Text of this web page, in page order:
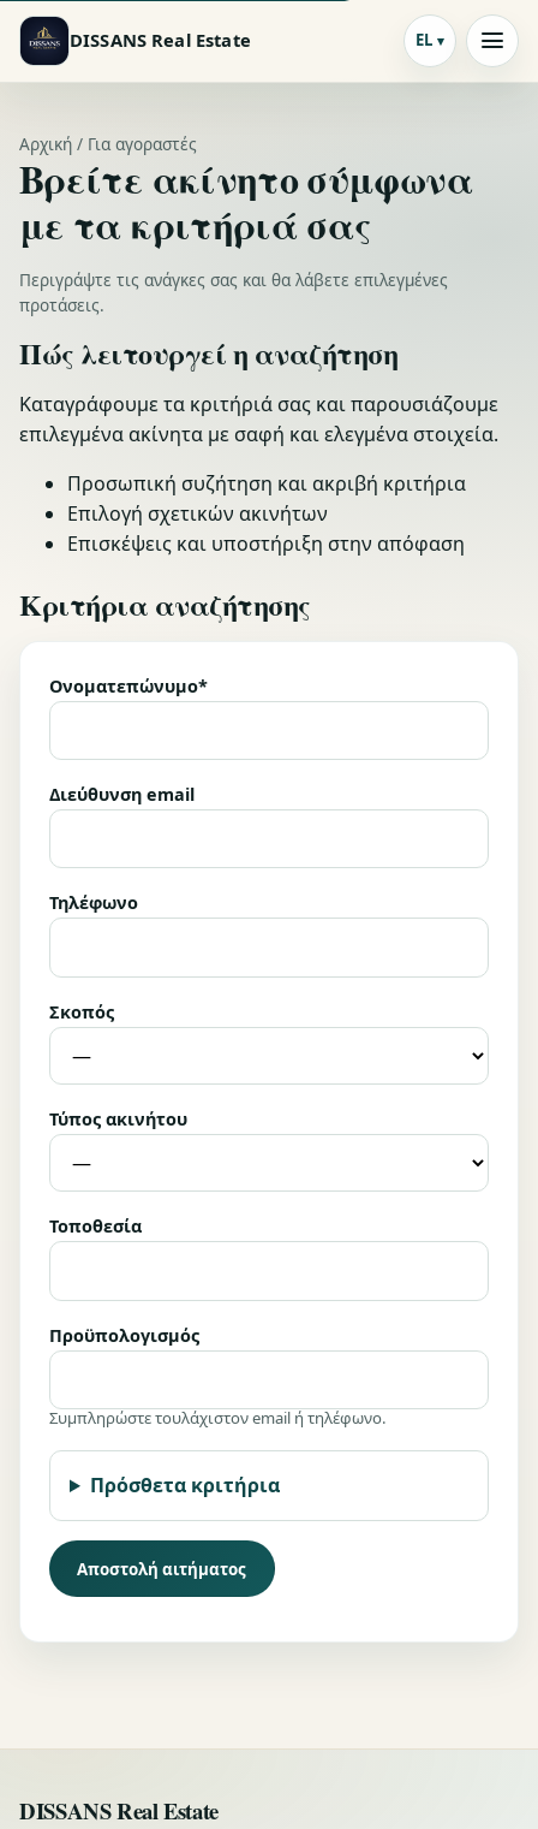
DISSANS Real Estate EL
Αρχική / Για αγοραστές
Βρείτε ακίνητο σύμφωνα
με τα κριτήριά σας
Περιγράψτε τις ανάγκες σας και θα λάβετε επιλεγμένες
προτάσεις.
Πώς λειτουργεί η αναζήτηση
Καταγράφουμε τα κριτήριά σας και παρουσιάζουμε
επιλεγμένα ακίνητα με σαφή και ελεγμένα στοιχεία.
Προσωπική συζήτηση και ακριβή κριτήρια
Επιλογή σχετικών ακινήτων
Επισκέψεις και υποστήριξη στην απόφαση
Κριτήρια αναζήτησης
Ονοματεπώνυμο*
Διεύθυνση email
Τηλέφωνο
Σκοπός
Τύπος ακινήτου
Τοποθεσία
Προϋπολογισμός
Συμπληρώστε τουλάχιστον email ή τηλέφωνο.
Πρόσθετα κριτήρια
Αποστολή αιτήματος
DISSANS Real Estate